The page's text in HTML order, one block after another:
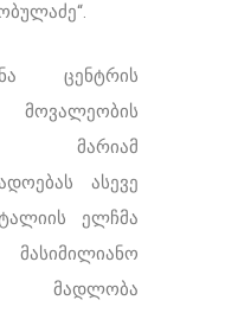
ცენტრის
მარიამ
ასევე
ელჩმა
მადლობა